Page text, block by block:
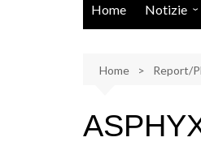
Home Notizie
Eventi
Libri
Home Report/